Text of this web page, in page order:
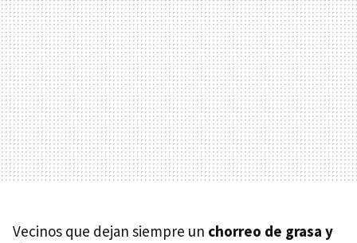
Vecinos que dejan siempre un chorreo de grasa y